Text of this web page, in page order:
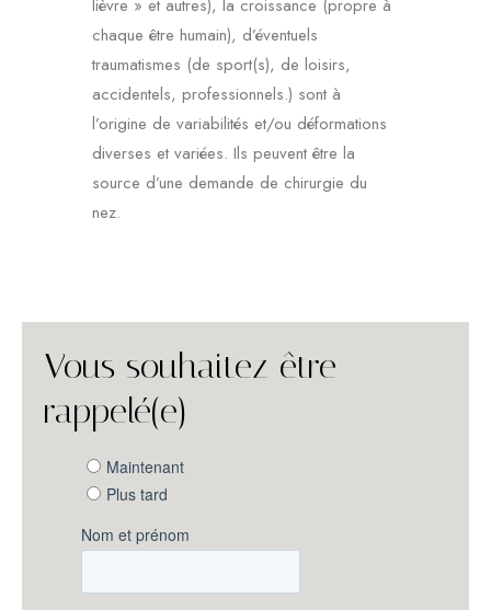
lièvre » et autres), la croissance (propre à
chaque être humain), d’éventuels
traumatismes (de sport(s), de loisirs,
accidentels, professionnels.) sont à
l’origine de variabilités et/ou déformations
diverses et variées. Ils peuvent être la
source d’une demande de chirurgie du
nez.
Vous souhaitez être
rappelé(e)